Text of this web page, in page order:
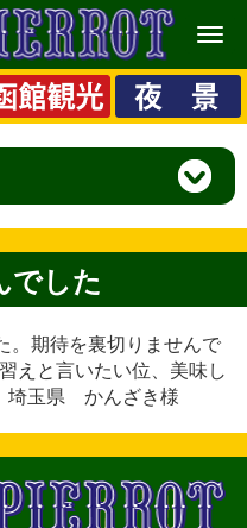
メ
ニ
ュ
ー
でした
。期待を裏切りませんで
えと言いたい位、美味し
埼玉県 かんざき様